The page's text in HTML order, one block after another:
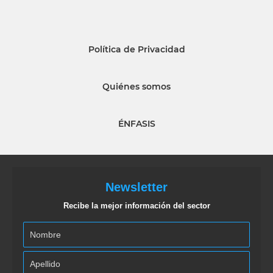
Política de Privacidad
Quiénes somos
ÉNFASIS
Newsletter
Recibe la mejor información del sector